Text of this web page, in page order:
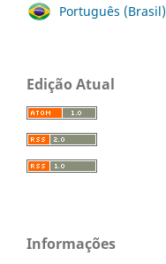
Português (Brasil)
Edição Atual
Informações